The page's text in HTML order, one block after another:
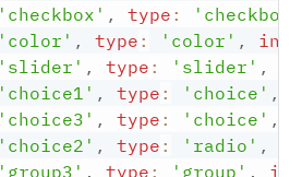
'checkbox' , type :
'checkbox'
'color' , type : 'color' ,
'slider' , type : 'slider' ,
'choice1' , type : 'choice' ,
'choice3' , type : 'choice' ,
'choice2' , type : 'radio' ,
'group3' , type : 'group' ,